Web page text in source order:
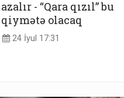
azalır - “Qara qızıl” bu
qiymətə olacaq
24 İyul 17:31